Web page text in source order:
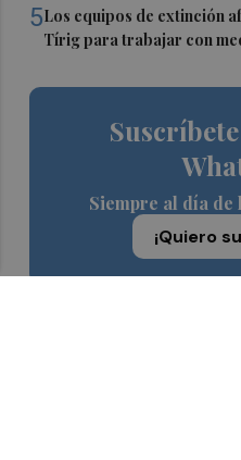
5Los equipos de extinción
Tírig para trabajar con
Siempre al día
¡Quiero